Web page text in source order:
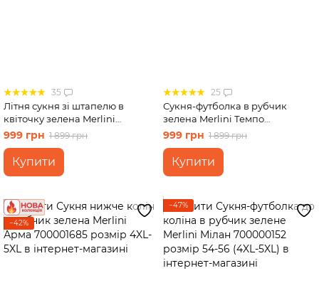
35
Літня сукня зі штапелю в
квіточку зелена Merlini
Казерта 700001605 розмір
4XL-5XL
999 грн 1 899 грн
Купити
25
Сукня-футболка в рубчик
зелена Merlini Темпо
700001548 розмір 4XL-5XL
999 грн 1 899 грн
Купити
−42%
−47%